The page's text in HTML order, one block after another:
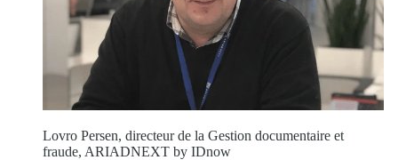
Lovro Persen, directeur de la Gestion documentaire et
fraude, ARIADNEXT by IDnow